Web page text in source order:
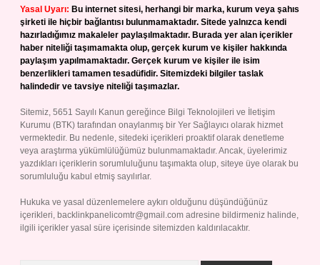
Yasal Uyarı: Bu internet sitesi, herhangi bir marka, kurum veya şahıs
şirketi ile hiçbir bağlantısı bulunmamaktadır. Sitede yalnızca kendi
hazırladığımız makaleler paylaşılmaktadır. Burada yer alan içerikler
haber niteliği taşımamakta olup, gerçek kurum ve kişiler hakkında
paylaşım yapılmamaktadır. Gerçek kurum ve kişiler ile isim
benzerlikleri tamamen tesadüfidir. Sitemizdeki bilgiler taslak
halindedir ve tavsiye niteliği taşımazlar.
Sitemiz, 5651 Sayılı Kanun gereğince Bilgi Teknolojileri ve İletişim
Kurumu (BTK) tarafından onaylanmış bir Yer Sağlayıcı olarak hizmet
vermektedir. Bu nedenle, sitedeki içerikleri proaktif olarak denetleme
veya araştırma yükümlülüğümüz bulunmamaktadır. Ancak, üyelerimiz
yazdıkları içeriklerin sorumluluğunu taşımakta olup, siteye üye olarak bu
sorumluluğu kabul etmiş sayılırlar.
Hukuka ve yasal düzenlemelere aykırı olduğunu düşündüğünüz
içerikleri, backlinkpanelicomtr@gmail.com adresine bildirmeniz halinde,
ilgili içerikler yasal süre içerisinde sitemizden kaldırılacaktır.